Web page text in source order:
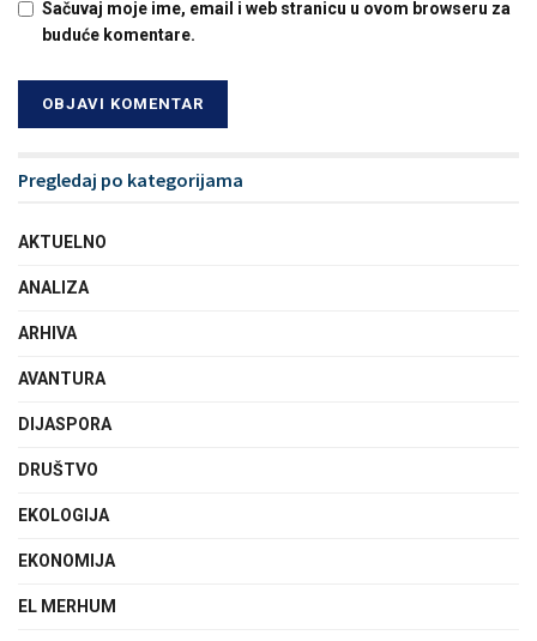
Sačuvaj moje ime, email i web stranicu u ovom browseru za
buduće komentare.
Pregledaj po kategorijama
AKTUELNO
ANALIZA
ARHIVA
AVANTURA
DIJASPORA
DRUŠTVO
EKOLOGIJA
EKONOMIJA
EL MERHUM